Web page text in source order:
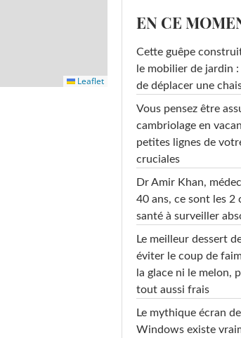
Leaflet
EN CE
Cette guêpe
le mobilier de jardin
de déplacer une
Vous pensez être
cambriolage en
petites lignes de
cruciales
Dr Amir Khan,
40 ans, ce sont les 2
santé à surveiller
Le meilleur dessert
éviter le coup de
la glace ni le melon,
tout aussi frais
Le mythique écran
Windows existe